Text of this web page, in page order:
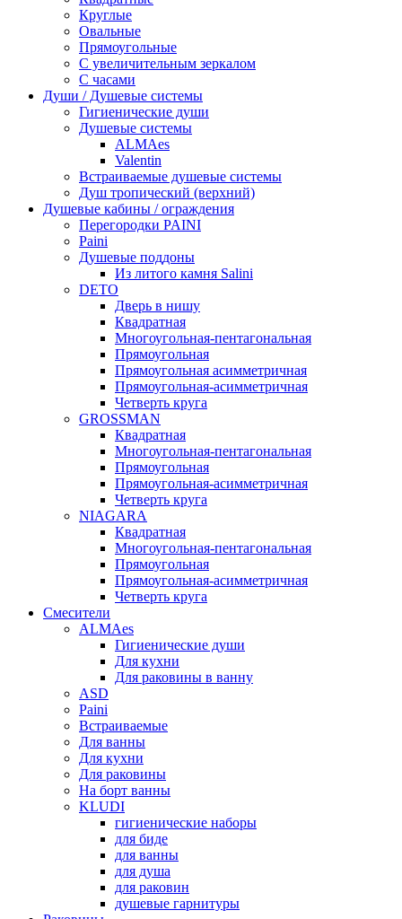
Круглые
Овальные
Прямоугольные
С увеличительным зеркалом
С часами
Души / Душевые системы
Гигиенические души
Душевые системы
ALMAes
Valentin
Встраиваемые душевые системы
Душ тропический (верхний)
Душевые кабины / ограждения
Перегородки PAINI
Paini
Душевые поддоны
Из литого камня Salini
DETO
Дверь в нишу
Квадратная
Многоугольная-пентагональная
Прямоугольная
Прямоугольная асимметричная
Прямоугольная-асимметричная
Четверть круга
GROSSMAN
Квадратная
Многоугольная-пентагональная
Прямоугольная
Прямоугольная-асимметричная
Четверть круга
NIAGARA
Квадратная
Многоугольная-пентагональная
Прямоугольная
Прямоугольная-асимметричная
Четверть круга
Смесители
ALMAes
Гигиенические души
Для кухни
Для раковины в ванну
ASD
Paini
Встраиваемые
Для ванны
Для кухни
Для раковины
На борт ванны
KLUDI
гигиенические наборы
для биде
для ванны
для душа
для раковин
душевые гарнитуры